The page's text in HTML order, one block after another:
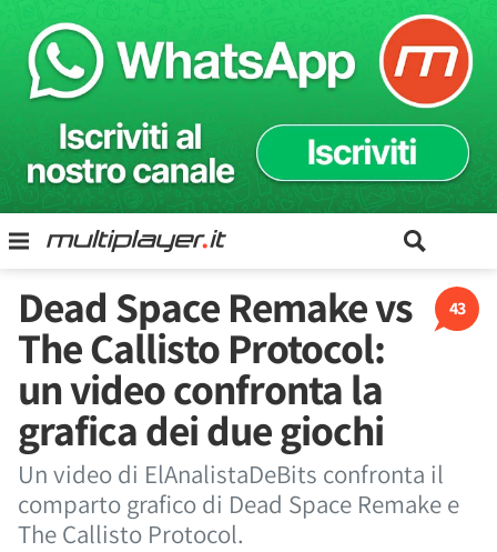
43
Dead Space Remake vs
The Callisto Protocol:
un video confronta la
grafica dei due giochi
Un video di ElAnalistaDeBits confronta il
comparto grafico di Dead Space Remake e
The Callisto Protocol.